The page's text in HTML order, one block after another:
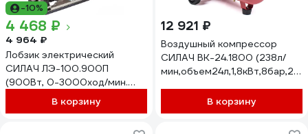
-10%
4 468 ₽
4 964 ₽
Лобзик электрический
СИЛАЧ ЛЭ-100.900П
(900Вт, 0-3000ход/мин.
дер.100мм/метал.10мм,
быстр.зам.пил. подсветка)
В корзину
12 921 ₽
Воздушный компрессор
СИЛАЧ ВК-24.1800 (238л/
В корзину